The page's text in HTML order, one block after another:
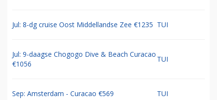
Jul: 8-dg cruise Oost Middellandse Zee €1235 TUI
Jul: 9-daagse Chogogo Dive & Beach Curacao
€1056
TUI
Sep: Amsterdam - Curacao €569 TUI